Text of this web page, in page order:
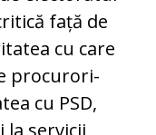
față de
cu care
procurori-
cu PSD,